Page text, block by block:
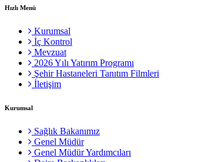
Hızlı Menü
Kurumsal
İç Kontrol
Mevzuat
2026 Yılı Yatırım Programı
Şehir Hastaneleri Tanıtım Filmleri
İletişim
Kurumsal
Sağlık Bakanımız
Genel Müdür
Genel Müdür Yardımcıları